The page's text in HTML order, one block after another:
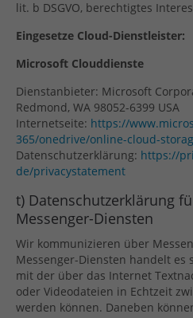
lit. b DSGVO, berechtigtes
Eingesetze Cloud-Dienstleister:
Microsoft Clouddienste
Dienstanbieter: Microsoft
Redmond, WA 98052-6399 USA
Internetseite: https://
365/onedrive/online-cloud-
Datenschutzerklärung: https://
de/privacystatement
t) Datenschutzerklärung
Messenger-Diensten
Wir kommunizieren über
Messenger-Diensten handelt es
mit der über das Internet
oder Videodateien in Echtzeit
werden können. Daneben